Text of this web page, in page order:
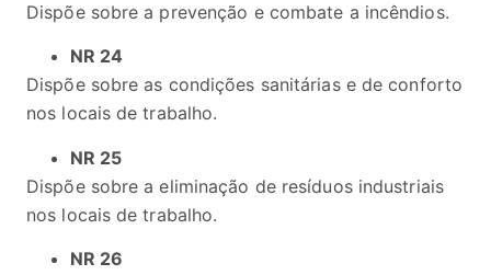
Dispõe sobre a prevenção e combate a incêndios.
NR 24
Dispõe sobre as condições sanitárias e de conforto
nos locais de trabalho.
NR 25
Dispõe sobre a eliminação de resíduos industriais
nos locais de trabalho.
NR 26